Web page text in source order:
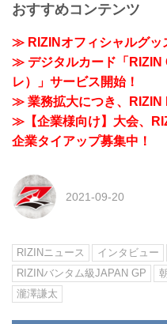
おすすめコンテンツ
≫ RIZINオフィシャルグッ
≫ デジタルカード「RIZIN
レ）」サービス開始！
≫ 業務拡大につき、RIZIN
≫【企業様向け】大会、
企業タイアップ募集中！
2021-09-20
RIZINニュース インタビュー
RIZINバンタム級JAPAN GP
瀧澤謙太